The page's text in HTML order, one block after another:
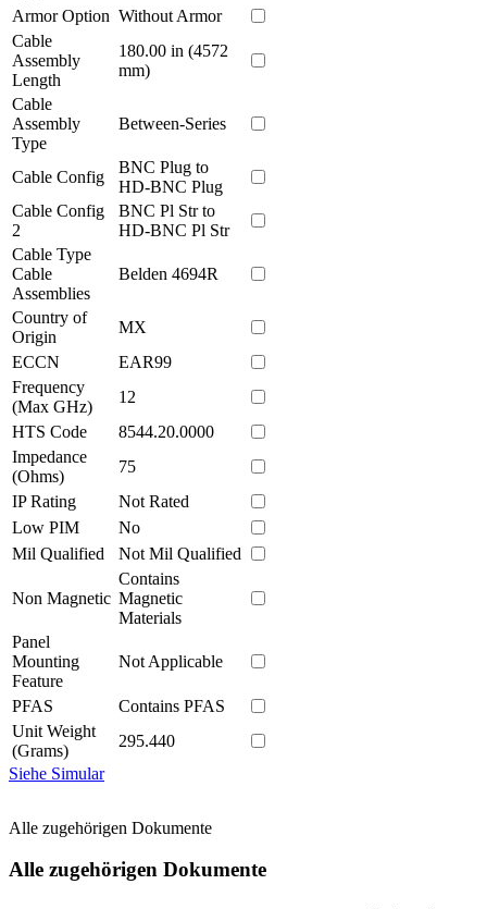
Armor Option Without Armor
Cable
Assembly
Length
180.00 in (4572
mm)
Cable
Assembly
Type
Between-Series
Cable Config
BNC Plug to
HD-BNC Plug
Cable Config
2
BNC Pl Str to
HD-BNC Pl Str
Cable Type
Cable
Assemblies
Belden 4694R
Country of
Origin
MX
ECCN
EAR99
Frequency
(Max GHz)
12
HTS Code
8544.20.0000
Impedance
(Ohms)
75
IP Rating
Not Rated
Low PIM
No
Mil Qualified
Not Mil Qualified
Non Magnetic
Contains
Magnetic
Materials
Panel
Mounting
Feature
Not Applicable
PFAS
Contains PFAS
Unit Weight
(Grams)
295.440
Siehe Simular
Alle zugehörigen Dokumente
Alle zugehörigen Dokumente